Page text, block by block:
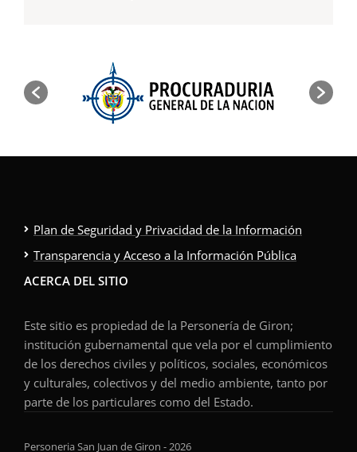
Plan de Seguridad y Privacidad de la Información
Transparencia y Acceso a la Información Pública
ACERCA DEL SITIO
Este sitio es propiedad de la Personería de Giron;
institución gubernamental que vela por el cumplimiento
de los derechos civiles y políticos, sociales, económicos
y culturales, colectivos y del medio ambiente, tanto por
parte de los particulares como del Estado.
Personeria San Juan de Giron - 2026